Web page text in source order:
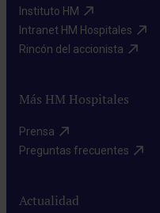
Instituto HM​
Intranet HM Hospitales​
Rincón del accionista​
Más HM Hospitales
Prensa​
Preguntas frecuentes​
Actualidad